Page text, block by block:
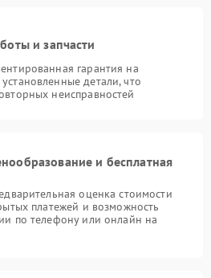
и запчасти
гарантия на
детали, что
неисправностей
и бесплатная
оценка стоимости
платежей и возможность
по телефону или онлайн на